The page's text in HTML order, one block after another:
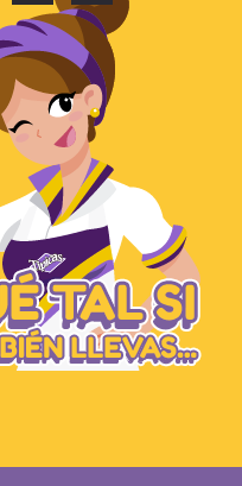
COMBO HORNEADAS
$37,500